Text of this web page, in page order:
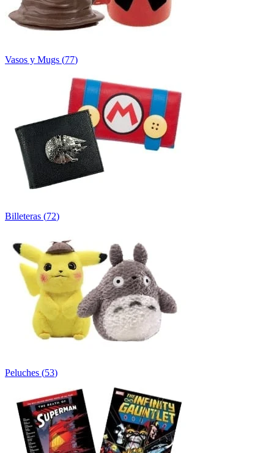
Vasos y Mugs (77)
Billeteras (72)
Peluches (53)